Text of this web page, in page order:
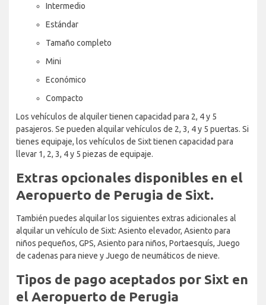
Intermedio
Estándar
Tamaño completo
Mini
Económico
Compacto
Los vehículos de alquiler tienen capacidad para 2, 4 y 5
pasajeros. Se pueden alquilar vehículos de 2, 3, 4 y 5 puertas. Si
tienes equipaje, los vehículos de Sixt tienen capacidad para
llevar 1, 2, 3, 4 y 5 piezas de equipaje.
Extras opcionales disponibles en el
Aeropuerto de Perugia de Sixt.
También puedes alquilar los siguientes extras adicionales al
alquilar un vehículo de Sixt: Asiento elevador, Asiento para
niños pequeños, GPS, Asiento para niños, Portaesquís, Juego
de cadenas para nieve y Juego de neumáticos de nieve.
Tipos de pago aceptados por Sixt en
el Aeropuerto de Perugia